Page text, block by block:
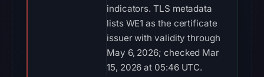
indicators. TLS metadata
lists WE1 as the certificate
issuer with validity through
May 6, 2026; checked Mar
15, 2026 at 05:46 UTC.